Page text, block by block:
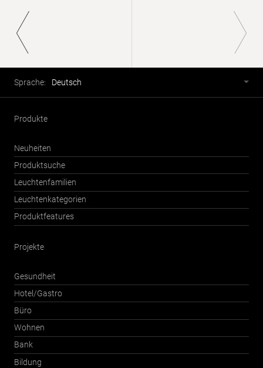
Sprache: Deutsch
Produkte
Neuheiten
Produktsuche
Leuchtenfamilien
Leuchtenkategorien
Produktfeatures
Projekte
Gesundheit
Hotel/Gastro
Büro
Wohnen
Bank
Bildung